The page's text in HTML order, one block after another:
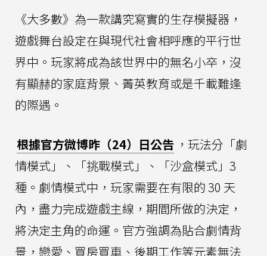
《大多數》為一款講究寫實的生存模擬器，
遊戲舞台設定在與現代社會相呼應的平行世
界中。玩家將成為該世界中的無名小卒，沒
有顯赫的家庭背景、菁英教育或是千載難逢
的際遇。
根據官方微博昨（24）日公告 ，玩法分「劇
情模式」、「挑戰模式」、「沙盒模式」3
種。劇情模式中，玩家需要在有限的 30 天
內，盡力完成遊戲主線，期間所做的決定，
將決定主角的命運。官方強調為貼合劇情背
景，戀愛、買房買車、後期工作等元素無法